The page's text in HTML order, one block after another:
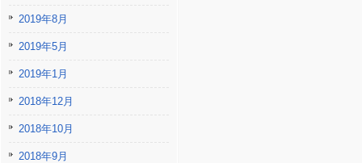
2019年8月
2019年5月
2019年1月
2018年12月
2018年10月
2018年9月